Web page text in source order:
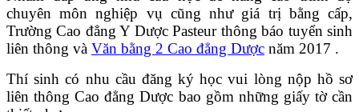
chuyên môn nghiệp vụ cũng như giá trị bằng cấp,
Trường Cao đẳng Y Dược Pasteur thông báo tuyển sinh
liên thông và Văn bằng 2 Cao đẳng Dược năm 2017 .
Thí sinh có nhu cầu đăng ký học vui lòng nộp hồ sơ
liên thông Cao đẳng Dược bao gồm những giấy tờ cần